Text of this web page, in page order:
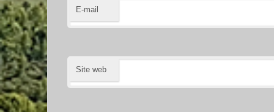
E-mail
Site web